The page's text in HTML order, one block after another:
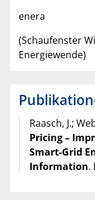
enera
(Schaufenster
Energiewende)
Raasch, J.;
Pricing –
Smart-Grid
Information.